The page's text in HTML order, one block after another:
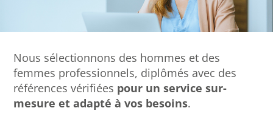
Nous sélectionnons des hommes et des
femmes professionnels, diplômés avec des
références vérifiées pour un service sur-
mesure et adapté à vos besoins.